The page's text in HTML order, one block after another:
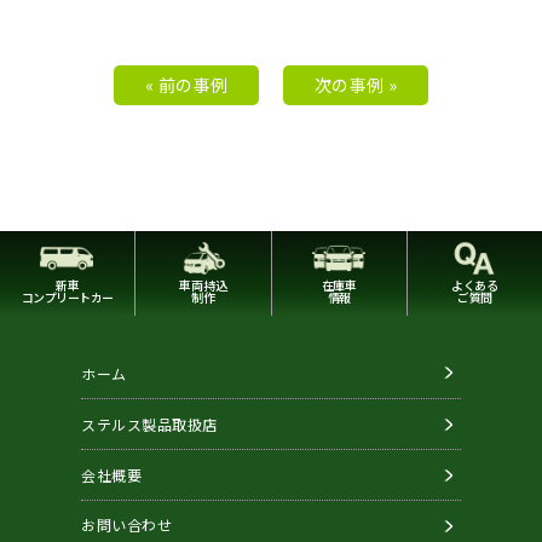
« 前の事例 次の事例 »
新車
コンプリートカー
車両持込
制作
在庫車
情報
よくある
ご質問
ホーム
ステルス製品取扱店
会社概要
お問い合わせ